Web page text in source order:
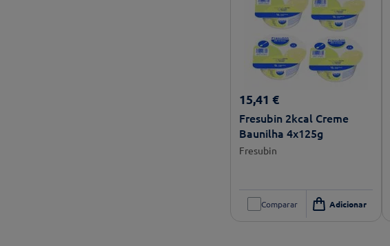
15,41 €
Fresubin 2kcal Creme
Baunilha 4x125g
Fresubin
Comparar